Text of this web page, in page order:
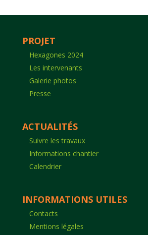
PROJET
Hexagones 2024
Les intervenants
Galerie photos
Presse
ACTUALITÉS
Suivre les travaux
Informations chantier
Calendrier
INFORMATIONS UTILES
Contacts
Mentions légales